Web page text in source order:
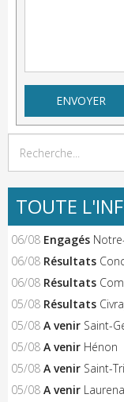
TOUTE
06/08 Engagés
06/08 Résultats
06/08 Résultats
05/08 Résultats
05/08 A venir Saint-
05/08 A venir Hénon
05/08 A venir Saint-
05/08 A venir